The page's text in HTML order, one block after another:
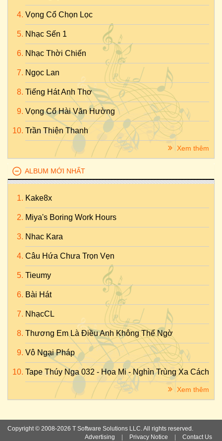
Vọng Cổ Chọn Lọc
Nhạc Sến 1
Nhạc Thời Chiến
Ngọc Lan
Tiếng Hát Anh Thơ
Vọng Cổ Hài Văn Hường
Trần Thiện Thanh
Xem thêm
ALBUM MỚI NHẤT
Kake8x
Miya's Boring Work Hours
Nhac Kara
Câu Hứa Chưa Trọn Vẹn
Tieumy
Bài Hát
NhạcCL
Thương Em Là Điều Anh Không Thể Ngờ
Vô Ngại Pháp
Tape Thúy Nga 032 - Họa Mi - Nghìn Trùng Xa Cách
Xem thêm
Copyright © 2008-2026 T Software Solutions LLC. All rights reserved.
Advertising
Privacy Notice Contact Us